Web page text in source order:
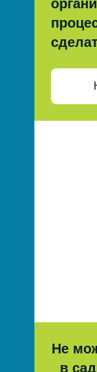
Не
в